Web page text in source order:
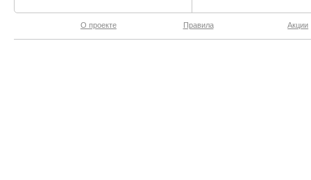
О проекте Правила Акции